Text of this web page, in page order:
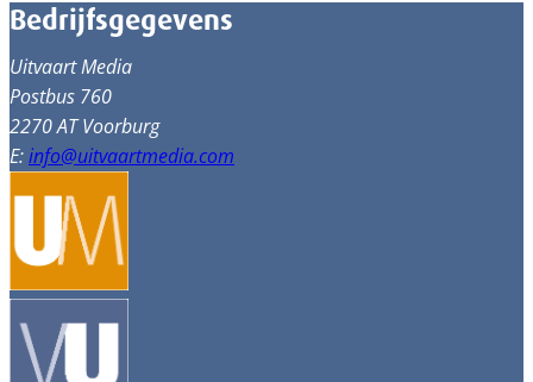
Bedrijfsgegevens
Uitvaart Media
Postbus 760
2270 AT Voorburg
E:info@uitvaartmedia.com